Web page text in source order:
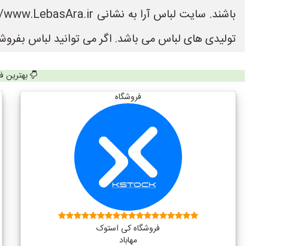
تولیدی های لباس می باشد. اگر می توانید لباس
فروشگاه
فروشگاه کی استوک
مهاباد